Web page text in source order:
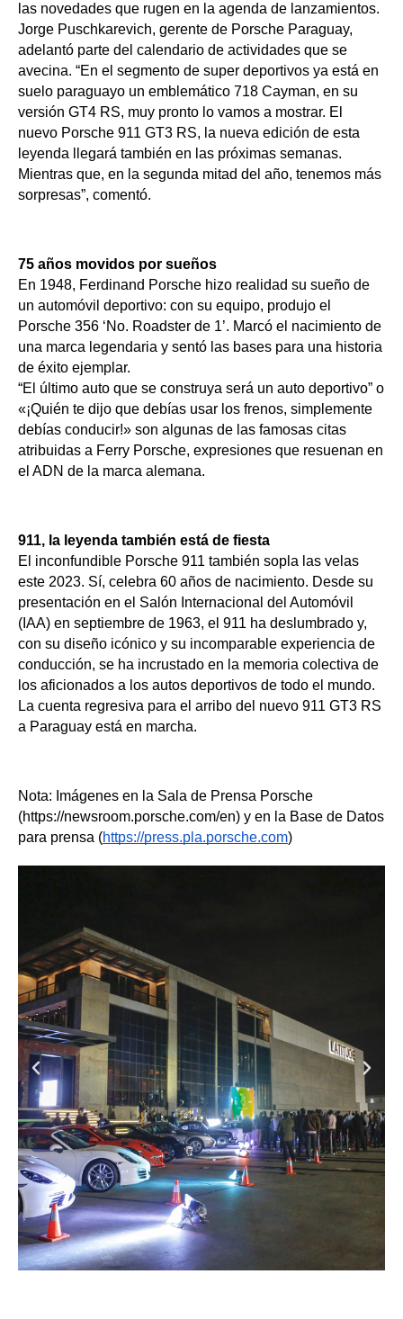
las novedades que rugen en la agenda de lanzamientos.
Jorge Puschkarevich, gerente de Porsche Paraguay,
adelantó parte del calendario de actividades que se
avecina. “En el segmento de super deportivos ya está en
suelo paraguayo un emblemático 718 Cayman, en su
versión GT4 RS, muy pronto lo vamos a mostrar. El
nuevo Porsche 911 GT3 RS, la nueva edición de esta
leyenda llegará también en las próximas semanas.
Mientras que, en la segunda mitad del año, tenemos más
sorpresas”, comentó.
75 años movidos por sueños
En 1948, Ferdinand Porsche hizo realidad su sueño de
un automóvil deportivo: con su equipo, produjo el
Porsche 356 ‘No. Roadster de 1’. Marcó el nacimiento de
una marca legendaria y sentó las bases para una historia
de éxito ejemplar.
“El último auto que se construya será un auto deportivo” o
«¡Quién te dijo que debías usar los frenos, simplemente
debías conducir!» son algunas de las famosas citas
atribuidas a Ferry Porsche, expresiones que resuenan en
el ADN de la marca alemana.
911, la leyenda también está de fiesta
El inconfundible Porsche 911 también sopla las velas
este 2023. Sí, celebra 60 años de nacimiento. Desde su
presentación en el Salón Internacional del Automóvil
(IAA) en septiembre de 1963, el 911 ha deslumbrado y,
con su diseño icónico y su incomparable experiencia de
conducción, se ha incrustado en la memoria colectiva de
los aficionados a los autos deportivos de todo el mundo.
La cuenta regresiva para el arribo del nuevo 911 GT3 RS
a Paraguay está en marcha.
Nota: Imágenes en la Sala de Prensa Porsche
(https://newsroom.porsche.com/en) y en la Base de Datos
para prensa (https://press.pla.porsche.com)